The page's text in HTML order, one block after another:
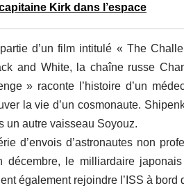
Kirk dans l’espace
d’un film intitulé « The
and White, la chaîne russe
» raconte l’histoire d’un
la vie d’un cosmonaute.
un autre vaisseau Soyouz.
d’envois d’astronautes non
le milliardaire
également rejoindre l’ISS à bord